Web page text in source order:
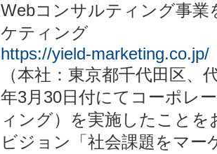
Webコンサルティング事業
ケティング
https://yield-marketing.co.jp/
（本社：東京都千代田区、
年3月30日付にてコーポレ
ィング）を実施したこと
ビジョン「社会課題をマ